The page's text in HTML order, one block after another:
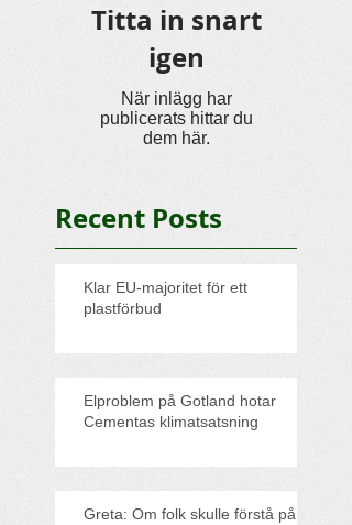
Recent Posts
Titta in snart
igen
När inlägg har
publicerats hittar du
dem här.
Klar EU-majoritet för ett
plastförbud
Elproblem på Gotland hotar
Cementas klimatsatsning
Greta: Om folk skulle förstå på